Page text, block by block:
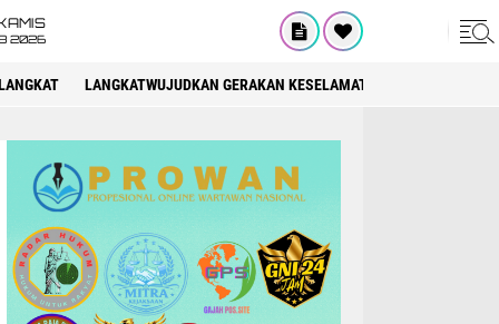
2026
LANGKATWUJUDKAN GERAKAN KESELAMATAN BERLALU